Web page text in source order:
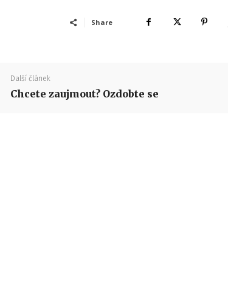
Share
Další článek
Chcete zaujmout? Ozdobte se